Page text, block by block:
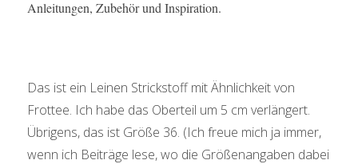
Das ist ein Leinen Strickstoff mit Ähnlichkeit von
Frottee. Ich habe das Oberteil um 5 cm verlängert.
Übrigens, das ist Größe 36. (Ich freue mich ja immer,
wenn ich Beiträge lese, wo die Größenangaben dabei